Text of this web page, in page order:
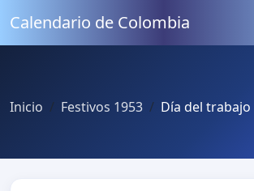
Calendario de Colombia
Inicio Festivos 1953 Día del trabajo